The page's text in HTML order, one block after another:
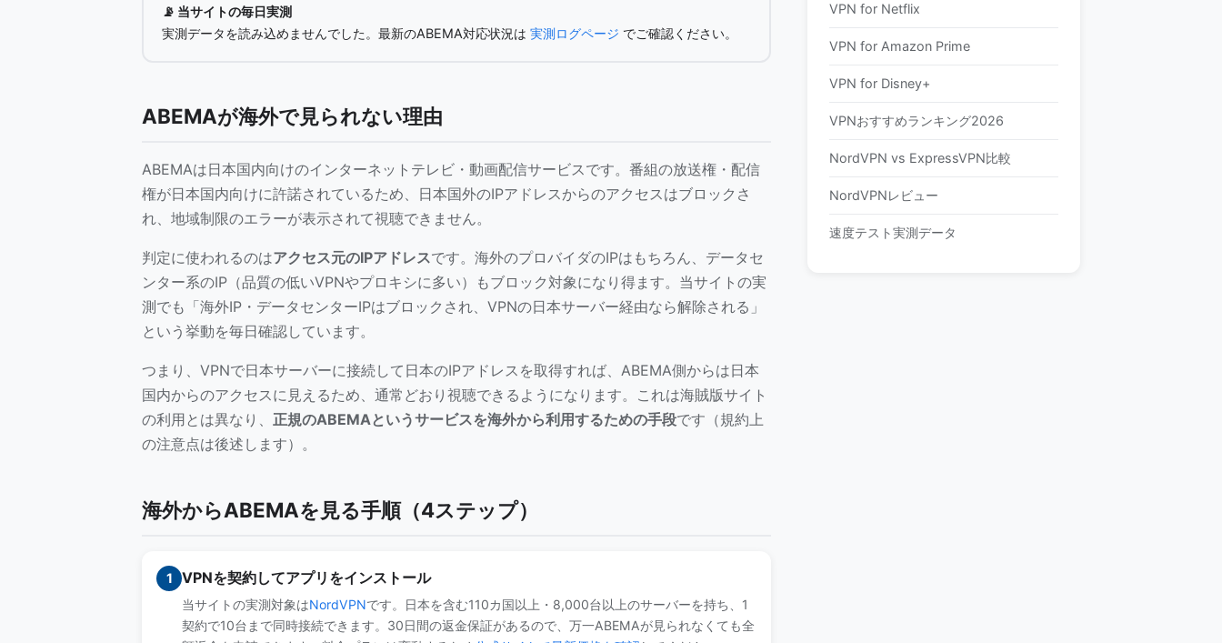
📡 当サイトの毎日実測
実測データを読み込めませんでした。最新のABEMA対応状況は 実測ログページ でご確認ください。
ABEMAが海外で見られない理由
ABEMAは日本国内向けのインターネットテレビ・動画配信サービスです。番組の放送権・配信
権が日本国内向けに許諾されているため、日本国外のIPアドレスからのアクセスはブロックさ
れ、地域制限のエラーが表示されて視聴できません。
判定に使われるのはアクセス元のIPアドレスです。海外のプロバイダのIPはもちろん、データセ
ンター系のIP（品質の低いVPNやプロキシに多い）もブロック対象になり得ます。当サイトの実
測でも「海外IP・データセンターIPはブロックされ、VPNの日本サーバー経由なら解除される」
という挙動を毎日確認しています。
つまり、VPNで日本サーバーに接続して日本のIPアドレスを取得すれば、ABEMA側からは日本
国内からのアクセスに見えるため、通常どおり視聴できるようになります。これは海賊版サイト
の利用とは異なり、 正規のABEMAというサービスを海外から利用するための手段です（規約上
の注意点は後述します）。
海外からABEMAを見る手順（4ステップ）
1 VPNを契約してアプリをインストール
当サイトの実測対象はNordVPNです。日本を含む110カ国以上・8,000台以上のサーバーを持ち、1
契約で10台まで同時接続できます。30日間の返金保証があるので、万一ABEMAが見られなくても全
VPN for Netflix
VPN for Amazon Prime
VPN for Disney+
VPNおすすめランキング2026
NordVPN vs ExpressVPN比較
NordVPNレビュー
速度テスト実測データ